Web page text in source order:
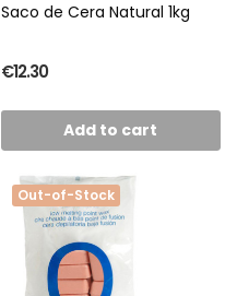
Saco de Cera Natural 1kg
€12.30
Add to cart
Out-of-Stock